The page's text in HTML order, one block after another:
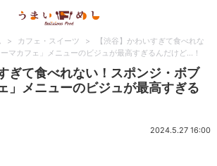
> カフェ・スイーツ >
【渋谷】かわいすぎて食べれな
マカフェ」メニューのビジュが最高すぎるんだけど…！
ぎて食べれない！スポンジ・ボブ
」メニューのビジュが最高すぎる
2024.5.27 16:00